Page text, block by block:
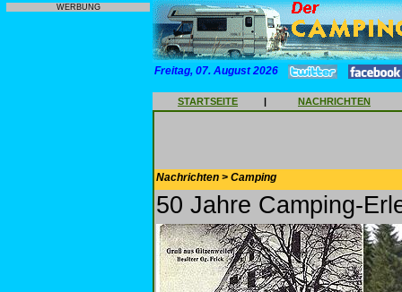
WERBUNG
Freitag, 07. August 2026
STARTSEITE | NACHRICHTEN
Nachrichten > Camping
50 Jahre Camping-